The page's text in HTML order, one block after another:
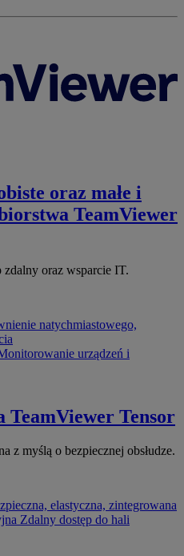
oraz małe i
TeamViewer
oraz wsparcie IT.
natychmiastowego,
urządzeń i
TeamViewer Tensor
z myślą o bezpiecznej obsłudze.
elastyczna, zintegrowana
Zdalny dostęp do hali